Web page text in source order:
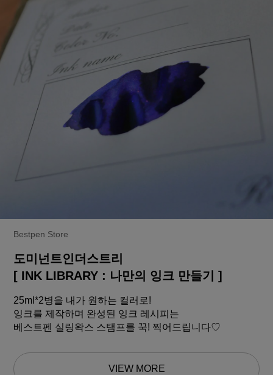
Bestpen Store
도미넌트인더스트리
[ INK LIBRARY : 나만의 잉크 만들기 ]
25ml*2병을 내가 원하는 컬러로!
잉크를 제작하며 완성된 잉크 레시피는
베스트펜 실링왁스 스탬프를 꾹! 찍어드립니다♡
VIEW MORE